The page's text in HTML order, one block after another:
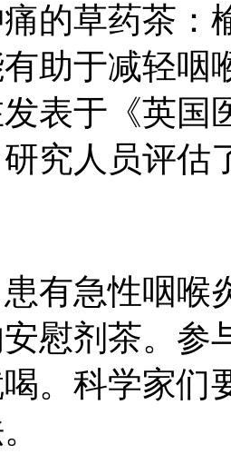
的草药茶：
助于减轻咽
表于《英国
究人员评估
有急性咽喉
慰剂茶。参
。科学家们